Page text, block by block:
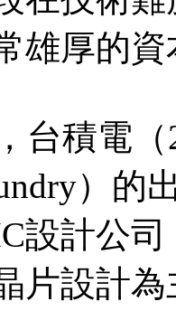
雄厚的
台積電
）的
設計公司
片設計